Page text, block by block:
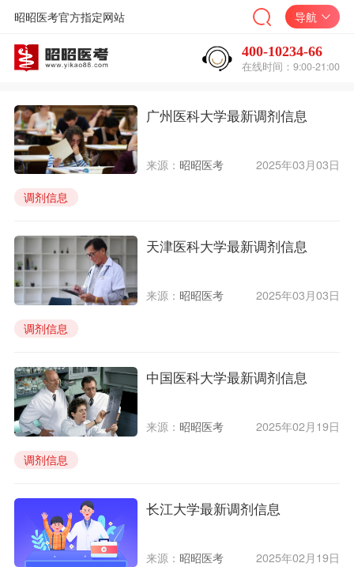
昭昭医考官方指定网站 导航
400-10234-66
在线时间：9:00-21:00
广州医科大学最新调剂信息
来源： 昭昭医考 2025年03月03日
调剂信息
天津医科大学最新调剂信息
来源： 昭昭医考 2025年03月03日
调剂信息
中国医科大学最新调剂信息
来源： 昭昭医考 2025年02月19日
调剂信息
长江大学最新调剂信息
来源： 昭昭医考 2025年02月19日